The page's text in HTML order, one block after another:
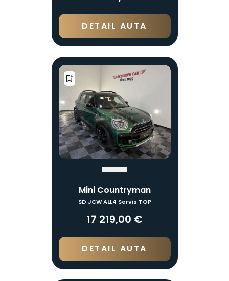
DETAIL AUTA
Mini Countryman
SD JCW ALL4 Servis TOP
17 219,00 €
DETAIL AUTA